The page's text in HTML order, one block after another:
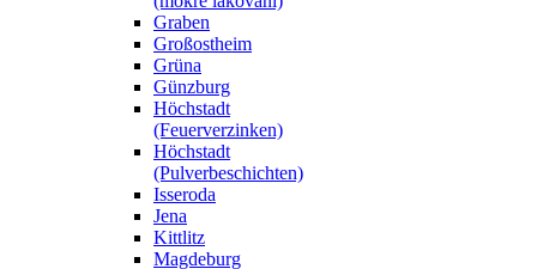
Graben
Großostheim
Grüna
Günzburg
Höchstadt
(Feuerverzinken)
Höchstadt
(Pulverbeschichten)
Isseroda
Jena
Kittlitz
Magdeburg